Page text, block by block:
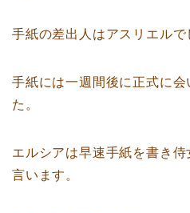
手紙の差出人はアスリエルで
手紙には一週間後に正式に
た。
エルシアは早速手紙を書き
言います。